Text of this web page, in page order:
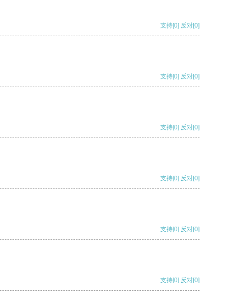
支持[0] 反对[0]
支持[0] 反对[0]
支持[0] 反对[0]
支持[0] 反对[0]
支持[0] 反对[0]
支持[0] 反对[0]